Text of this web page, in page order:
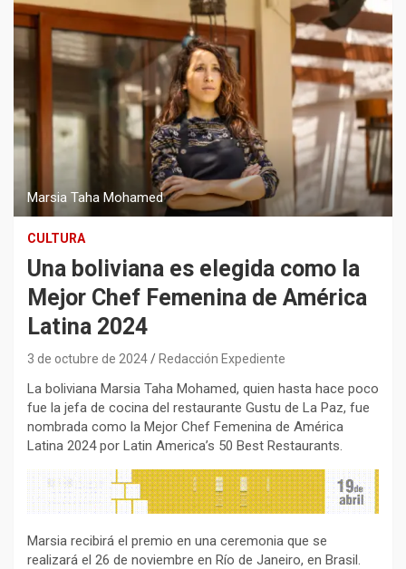
Marsia Taha Mohamed
CULTURA
Una boliviana es elegida como la
Mejor Chef Femenina de América
Latina 2024
3 de octubre de 2024 Redacción Expediente
La boliviana Marsia Taha Mohamed, quien hasta hace poco
fue la jefa de cocina del restaurante Gustu de La Paz, fue
nombrada como la Mejor Chef Femenina de América
Latina 2024 por Latin America’s 50 Best Restaurants.
Marsia recibirá el premio en una ceremonia que se
realizará el 26 de noviembre en Río de Janeiro, en Brasil.